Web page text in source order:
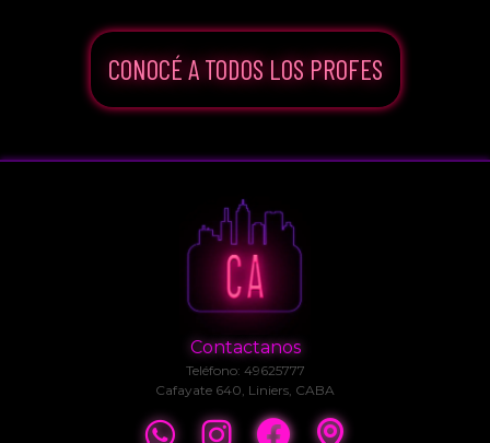
CONOCÉ A TODOS LOS PROFES
Contactanos
Teléfono: 49625777
Cafayate 640, Liniers, CABA